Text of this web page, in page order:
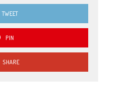
TWEET
PIN
SHARE